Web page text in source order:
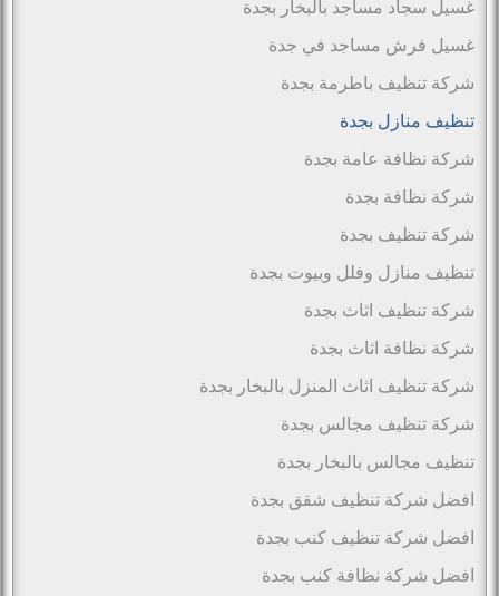
غسيل سجاد مساجد بالبخار بجدة
غسيل فرش مساجد في جدة
شركة تنظيف باطرمة بجدة
تنظيف منازل بجدة
شركة نظافة عامة بجدة
شركة نظافة بجدة
شركة تنظيف بجدة
تنظيف منازل وفلل وبيوت بجدة
شركة تنظيف اثاث بجدة
شركة نظافة اثاث بجدة
شركة تنظيف اثاث المنزل بالبخار بجدة
شركة تنظيف مجالس بجدة
تنظيف مجالس بالبخار بجدة
افضل شركة تنظيف شقق بجدة
افضل شركة تنظيف كنب بجدة
افضل شركة نظافة كنب بجدة